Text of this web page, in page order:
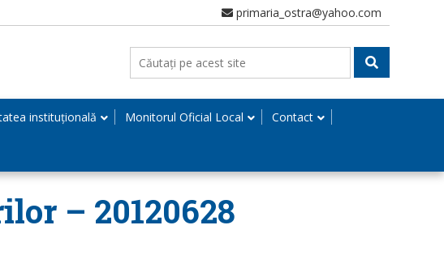
primaria_ostra@yahoo.com
instituțională Monitorul Oficial Local Contact
– 20120628